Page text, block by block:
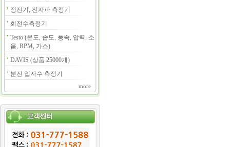
정전기, 전자파 측정기
회전수측정기
Testo (온도, 습도, 풍속, 압력, 소
음, RPM, 가스)
DAVIS (상품 25000개)
분진 입자수 측정기
more